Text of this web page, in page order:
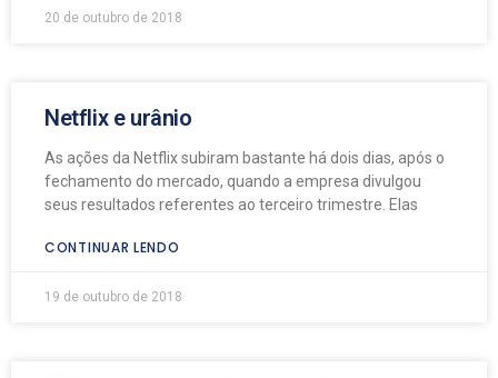
20 de outubro de 2018
Netflix e urânio
As ações da Netflix subiram bastante há dois dias, após o
fechamento do mercado, quando a empresa divulgou
seus resultados referentes ao terceiro trimestre. Elas
CONTINUAR LENDO
19 de outubro de 2018